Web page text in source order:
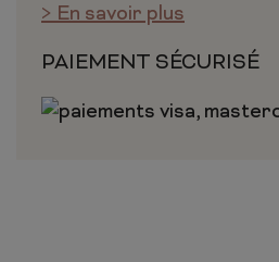
> En savoir plus
PAIEMENT SÉCURISÉ